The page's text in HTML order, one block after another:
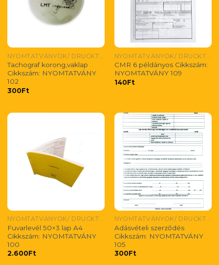
Tachograf korong,vaklap
Cikkszám: NYOMTATVÁNY
102
300Ft
CMR 6 példányos Cikkszám:
NYOMTATVÁNY 109
140Ft
NYOMTATVÁNYOK/ DRUCKT/ PRINTS
Fuvarlevél 50×3 lap A4
Cikkszám: NYOMTATVÁNY
100
2.600Ft
NYOMTATVÁNYOK/ DRUCKT/ PRINTS
Adásvételi szerződés
Cikkszám: NYOMTATVÁNY
105
300Ft